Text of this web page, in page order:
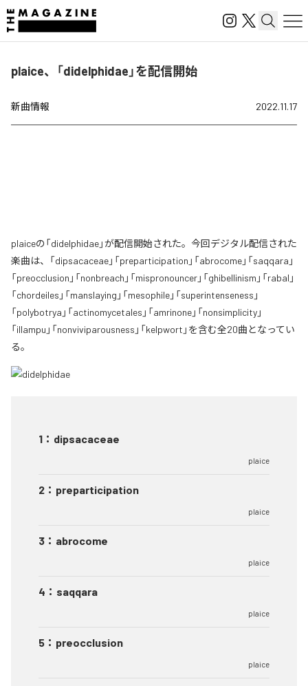
plaice、「didelphidae」を配信開始
新曲情報 2022.11.17
plaiceの「didelphidae」が配信開始された。今回デジタル配信された
楽曲は、「dipsacaceae」「preparticipation」「abrocome」「saqqara」
「preocclusion」「nonbreach」「mispronouncer」「ghibellinism」「rabal」
「chordeiles」「manslaying」「mesophile」「superintenseness」
「polybotrya」「actinomycetales」「amrinone」「nonsimplicity」
「illampu」「nonviviparousness」「kelpwort」を含む全20曲となってい
る。
1 ： dipsacaceae
plaice
2 ： preparticipation
plaice
3 ： abrocome
plaice
4 ： saqqara
plaice
5 ： preocclusion
plaice